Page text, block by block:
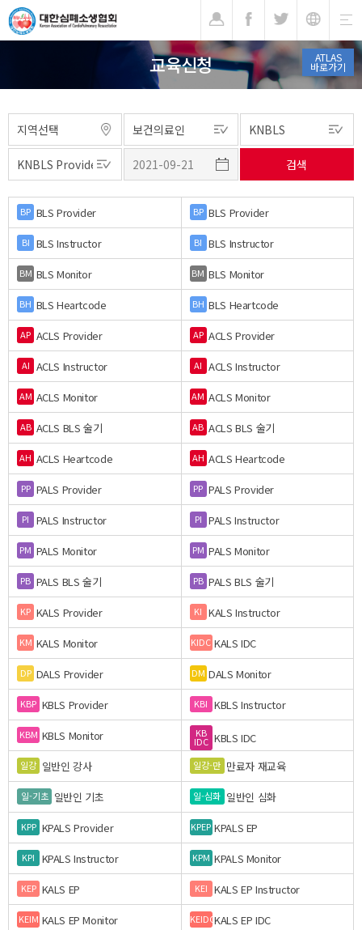
ATLAS
바로가기
교육신청
BP BLS Provider BP BLS Provider
BI BLS Instructor BI BLS Instructor
BM BLS Monitor BM BLS Monitor
BH BLS Heartcode BH BLS Heartcode
AP ACLS Provider AP ACLS Provider
AI ACLS Instructor AI ACLS Instructor
AM ACLS Monitor AM ACLS Monitor
AB ACLS BLS 술기 AB ACLS BLS 술기
AH ACLS Heartcode AH ACLS Heartcode
PP PALS Provider PP PALS Provider
PI PALS Instructor PI PALS Instructor
PM PALS Monitor PM PALS Monitor
PB PALS BLS 술기 PB PALS BLS 술기
KP KALS Provider KI KALS Instructor
KM KALS Monitor KIDC KALS IDC
DP DALS Provider DM DALS Monitor
KBP KBLS Provider KBI KBLS Instructor
KBM KBLS Monitor KB
IDC KBLS IDC
일강 일반인 강사 일강-만 만료자 재교육
일-기초 일반인 기초 일-심화 일반인 심화
KPP KPALS Provider KPEP KPALS EP
KPI KPALS Instructor KPM KPALS Monitor
KEP KALS EP KEI KALS EP Instructor
KEIM KALS EP Monitor KEIDCKALS EP IDC